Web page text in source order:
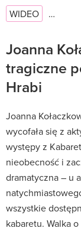
WIDEO …
Joanna
tragiczne
Hrabi
Joanna
wycofała się z
występy z
nieobecność i
dramatyczna – u
wszystkie
kabaretu. Walka